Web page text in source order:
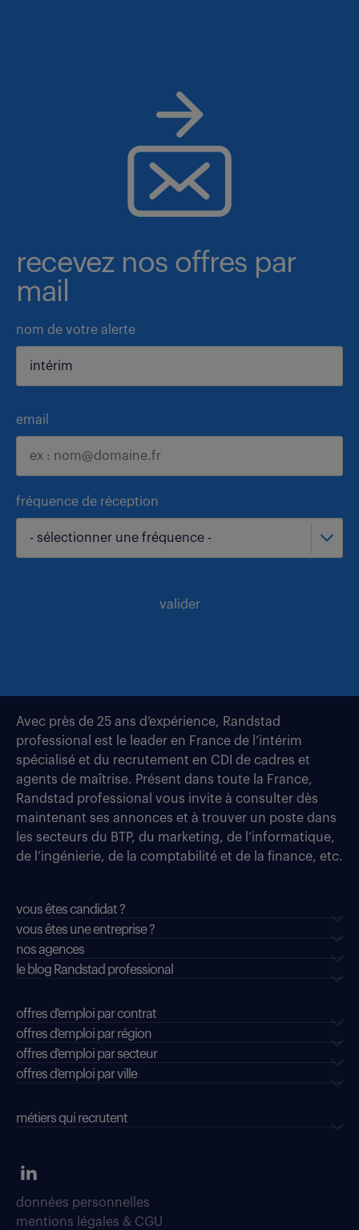
recevez nos offres par
mail
nom de votre alerte
email
fréquence de réception
- sélectionner une fréquence -
valider
Avec près de 25 ans d’expérience, Randstad
professional est le leader en France de l’intérim
spécialisé et du recrutement en CDI de cadres et
agents de maîtrise. Présent dans toute la France,
Randstad professional vous invite à consulter dès
maintenant ses annonces et à trouver un poste dans
les secteurs du BTP, du marketing, de l’informatique,
de l’ingénierie, de la comptabilité et de la finance, etc.
vous êtes candidat ?
vous êtes une entreprise ?
nos agences
le blog Randstad professional
offres d'emploi par contrat
offres d'emploi par région
offres d'emploi par secteur
offres d’emploi par ville
métiers qui recrutent
données personnelles
mentions légales & CGU